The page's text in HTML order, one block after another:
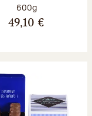
Poids net :
600g
49,10 €